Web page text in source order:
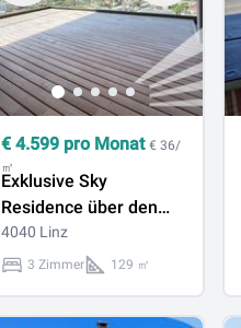
€ 4.599 pro Monat € 36/
㎡
Exklusive Sky
Residence über den
Dächern von Linz
4040 Linz
3 Zimmer 129 ㎡